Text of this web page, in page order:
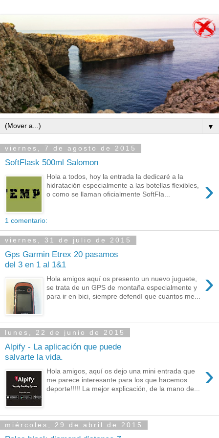
▼
viernes, 7 de agosto de 2015
SoftFlask 500ml Salomon
›
Hola a todos, hoy la entrada la dedicaré a la
hidratación especialmente a las botellas flexibles,
o como se llaman oficialmente SoftFla...
1 comentario:
viernes, 31 de julio de 2015
Gps Garmin Etrex 20 pasamos
del 3 en 1 al 1&1
›
Hola amigos aquí os presento un nuevo juguete,
se trata de un GPS de montaña especialmente y
para ir en bici, siempre defendí que cuantos me...
lunes, 22 de junio de 2015
Alpify - La aplicación que puede
salvarte la vida.
›
Hola amigos, aquí os dejo una mini entrada que
me parece interesante para los que hacemos
deporte!!!!! La mejor explicación, de la mano de...
miércoles, 29 de abril de 2015